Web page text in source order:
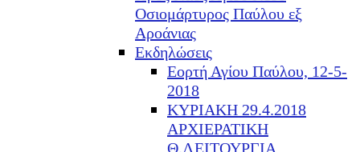
Οσιομάρτυρος Παύλου εξ
Αροάνιας
Εκδηλώσεις
Εορτή Αγίου Παύλου, 12-5-
2018
ΚΥΡΙΑΚΗ 29.4.2018
ΑΡΧΙΕΡΑΤΙΚΗ
Θ.ΛΕΙΤΟΥΡΓΙΑ